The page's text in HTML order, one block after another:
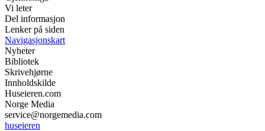
Vi leter
Del informasjon
Lenker på siden
Navigasjonskart
Nyheter
Bibliotek
Skrivehjørne
Innholdskilde
Huseieren.com
Norge Media
service@norgemedia.com
huseieren